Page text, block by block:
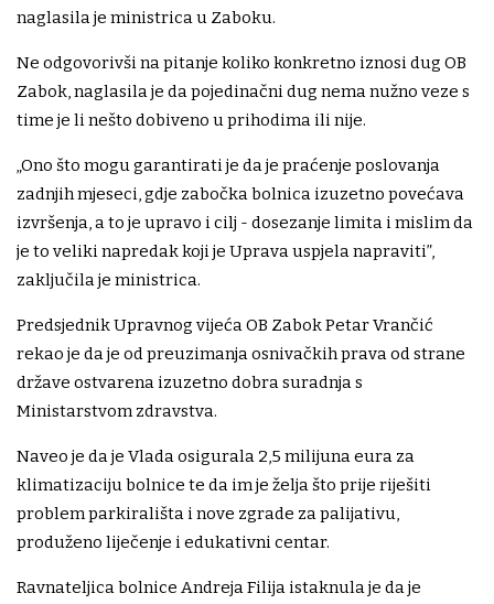
naglasila je ministrica u Zaboku.
Ne odgovorivši na pitanje koliko konkretno iznosi dug OB
Zabok, naglasila je da pojedinačni dug nema nužno veze s
time je li nešto dobiveno u prihodima ili nije.
„Ono što mogu garantirati je da je praćenje poslovanja
zadnjih mjeseci, gdje zabočka bolnica izuzetno povećava
izvršenja, a to je upravo i cilj - dosezanje limita i mislim da
je to veliki napredak koji je Uprava uspjela napraviti”,
zaključila je ministrica.
Predsjednik Upravnog vijeća OB Zabok Petar Vrančić
rekao je da je od preuzimanja osnivačkih prava od strane
države ostvarena izuzetno dobra suradnja s
Ministarstvom zdravstva.
Naveo je da je Vlada osigurala 2,5 milijuna eura za
klimatizaciju bolnice te da im je želja što prije riješiti
problem parkirališta i nove zgrade za palijativu,
produženo liječenje i edukativni centar.
Ravnateljica bolnice Andreja Filija istaknula je da je